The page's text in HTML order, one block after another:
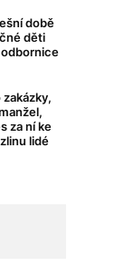
době
děti
za ní ke
lidé